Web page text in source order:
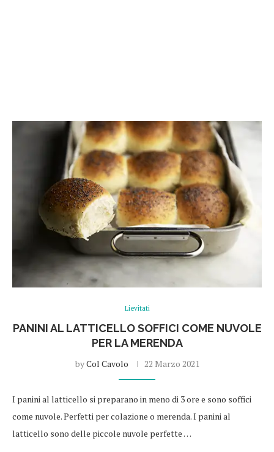
Lievitati
PANINI AL LATTICELLO SOFFICI COME NUVOLE
PER LA MERENDA
byCol Cavolo 22 Marzo 2021
I panini al latticello si preparano in meno di 3 ore e sono soffici
come nuvole. Perfetti per colazione o merenda. I panini al
latticello sono delle piccole nuvole perfette …